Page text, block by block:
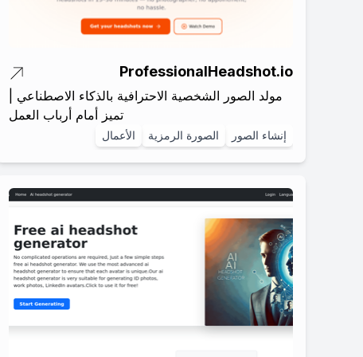
ProfessionalHeadshot.io
مولد الصور الشخصية الاحترافية بالذكاء الاصطناعي |
تميز أمام أرباب العمل
إنشاء الصور الصورة الرمزية الأعمال